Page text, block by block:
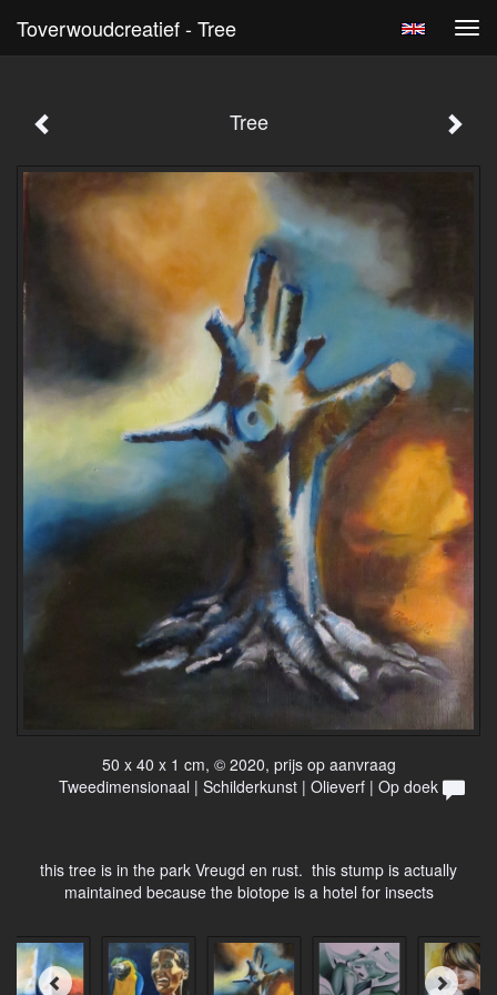
Toverwoudcreatief - Tree
Tree
50 x 40 x 1 cm, © 2020, prijs op aanvraag
Tweedimensionaal | Schilderkunst | Olieverf | Op doek
this tree is in the park Vreugd en rust. this stump is actually
maintained because the biotope is a hotel for insects